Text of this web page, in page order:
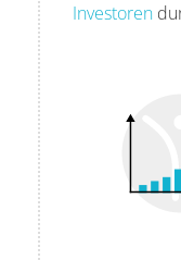
Investoren